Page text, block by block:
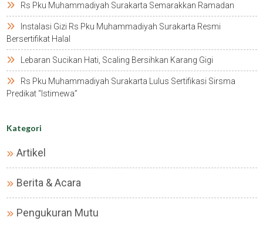
Rs Pku Muhammadiyah Surakarta Semarakkan Ramadan
Instalasi Gizi Rs Pku Muhammadiyah Surakarta Resmi
Bersertifikat Halal
Lebaran Sucikan Hati, Scaling Bersihkan Karang Gigi
Rs Pku Muhammadiyah Surakarta Lulus Sertifikasi Sirsma
Predikat “istimewa”
Kategori
Artikel
Berita & Acara
Pengukuran Mutu